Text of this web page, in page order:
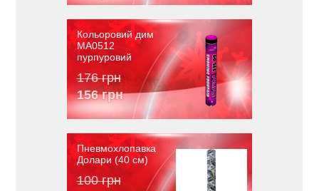
Кольоровий дим
MA0512
пурпуровий
176 грн
156 грн
Пневмохлопавка
Долари (40 см)
100 грн